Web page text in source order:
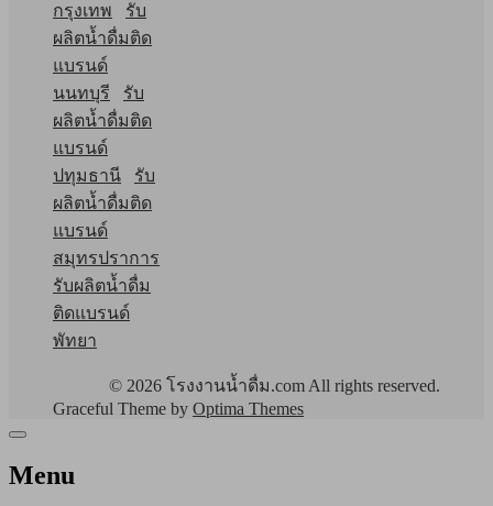
กรุงเทพ
รับ
ผลิตน้ำดื่มติด
แบรนด์
นนทบุรี
รับ
ผลิตน้ำดื่มติด
แบรนด์
ปทุมธานี
รับ
ผลิตน้ำดื่มติด
แบรนด์
สมุทรปราการ
รับผลิตน้ำดื่ม
ติดแบรนด์
พัทยา
© 2026 โรงงานน้ำดื่ม.com All rights reserved.
Graceful Theme by Optima Themes
Menu